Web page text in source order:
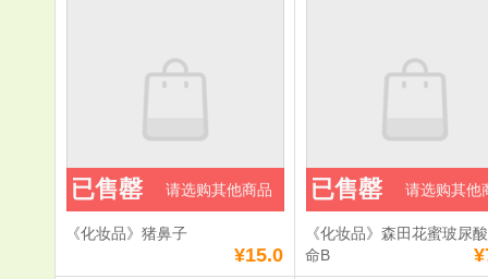
《化妆品》猪鼻子
¥15.0
已售罄 请选购其他商品
《化妆品》森田花蜜玻尿
命B
已售罄 请选购其他